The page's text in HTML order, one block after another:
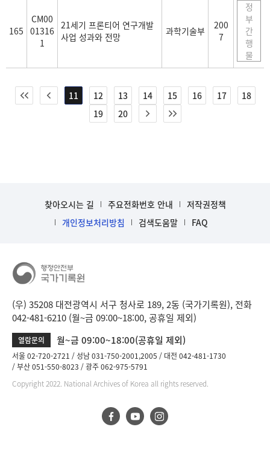
165
CM00
01316
1
21세기 프론티어 연구개발
사업 성과와 전망
과학기술부
200
7
정
부
간
행
물
11 12 13 14 15 16 17
18
19
20
찾아오시는 길 주요전화번호 안내
저작권정책
개인정보처리방침
검색도움말 FAQ
(우) 35208 대전광역시 서구 청사로 189, 2동 (국가기록원), 전화
042-481-6210 (월~금 09:00~18:00, 공휴일 제외)
열람문의 월~금 09:00~18:00(공휴일 제외)
서울 02-720-2721 성남 031-750-2001,2005
대전 042-481-1730
부산 051-550-8023
광주 062-975-5791
Copyright 2022. National Archives of Korea all rights reserved.